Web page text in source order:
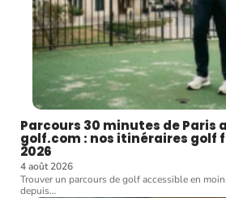
Parcours 30 minutes de Paris
golf.com : nos itinéraires golf
2026
4 août 2026
Trouver un parcours de golf accessible en
depuis…